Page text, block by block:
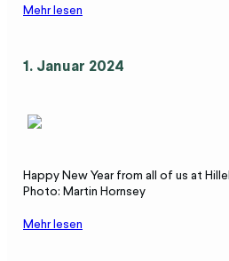
Mehr lesen
1. Januar 2024
Happy New Year from all of us at
Photo: Martin Hornsey
Mehr lesen